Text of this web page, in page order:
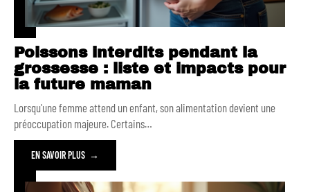
Poissons interdits pendant la
grossesse : liste et impacts pour
la future maman
Lorsqu'une femme attend un enfant, son alimentation devient une
préoccupation majeure. Certains…
EN SAVOIR PLUS